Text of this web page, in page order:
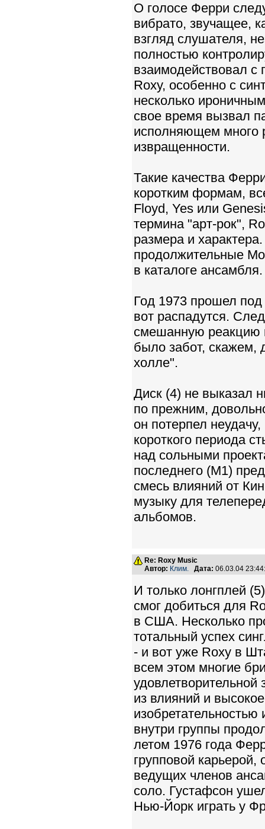
О голосе Ферри
вибрато, звучащее,
взгляд слушателя,
полностью
взаимодействовал
Roxy, особенно с
несколько
свое время вызвал
исполняющем много
извращенности.
Такие качества
коротким формам,
Floyd, Yes или
термина "арт-рок",
размера и
продолжительные
в каталоге ансамбля.
Год 1973 прошел под
вот распадутся.
смешанную реакцию
было забот, скажем,
холле".
Диск (4) не выказал
по прежним,
он потерпел
короткого периода
над сольными
последнего (M1)
смесь влияний от
музыку для
альбомов.
Re: Roxy Music
Автор: Клим. Дата: 06.03.04
И только лонгплей
смог добиться для
в США. Несколько
тотальный успех
- и вот уже Roxy в
всем этом многие
из влияний и
внутри группы
летом 1976 года
групповой
ведущих членов
соло. Густафсон
Нью-Йорк играть у